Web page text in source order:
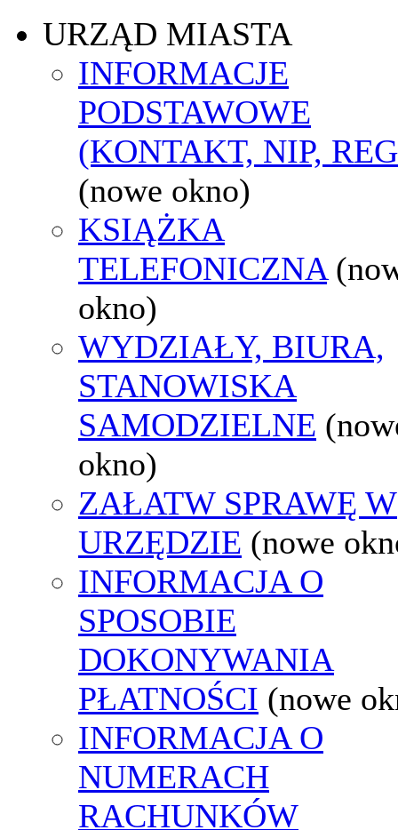
URZĄD MIASTA
INFORMACJE
PODSTAWOWE
(KONTAKT, NIP,
(nowe okno)
KSIĄŻKA
TELEFONICZNA
okno)
WYDZIAŁY, BIURA,
STANOWISKA
SAMODZIELNE
okno)
ZAŁATW SPRAWĘ W
URZĘDZIE (nowe
INFORMACJA O
SPOSOBIE
DOKONYWANIA
PŁATNOŚCI (nowe
INFORMACJA O
NUMERACH
RACHUNKÓW